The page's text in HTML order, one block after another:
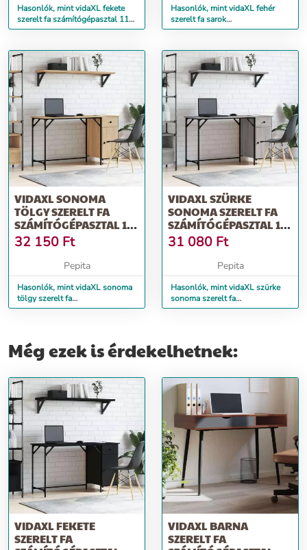
Hasonlók, mint vidaXL fekete
szerelt fa számítógépasztal 110
x 52 x 88,5 cm
Hasonlók, mint vidaXL fehér
szerelt fa sarok
számítógépasztal 132 x 112 x
VIDAXL SONOMA
TÖLGY SZERELT FA
SZÁMÍTÓGÉPASZTAL 131
X 48 X 75 CM
32 150 Ft
Pepita
Hasonlók, mint vidaXL sonoma
tölgy szerelt fa
számítógépasztal 131 x 48 x 75
VIDAXL SZÜRKE
SONOMA SZERELT FA
SZÁMÍTÓGÉPASZTAL 131
X 48 X 75 CM
31 080 Ft
Pepita
Hasonlók, mint vidaXL szürke
sonoma szerelt fa
számítógépasztal 131 x 48 x 75
Még ezek is érdekelhetnek:
VIDAXL FEKETE
SZERELT FA
VIDAXL BARNA
SZERELT FA